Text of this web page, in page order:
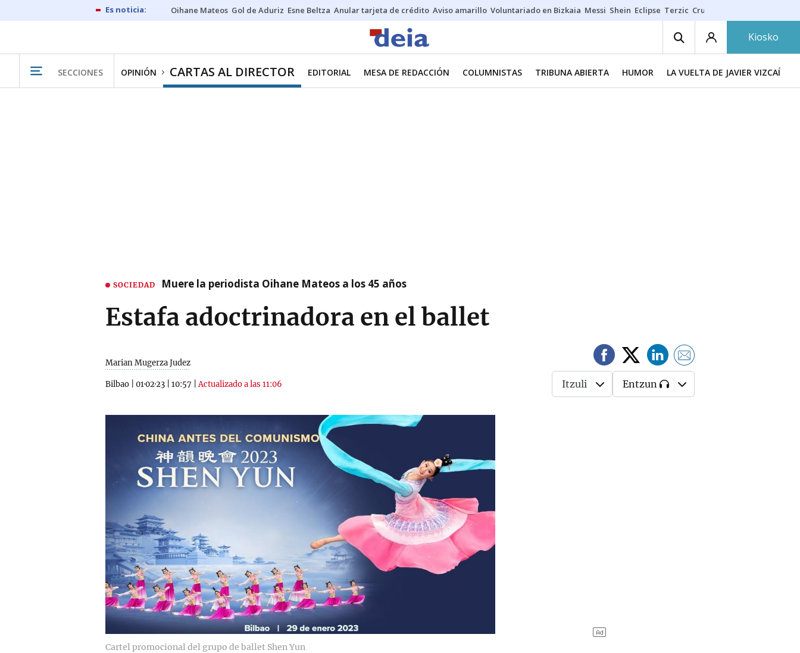
Oihane Mateos Gol de Aduriz Esne Beltza Anular tarjeta de crédito Aviso amarillo Voluntariado en Bizkaia Messi Shein Eclipse Terzic Cruz Gorbeia
Kiosko
SECCIONES OPINIÓN CARTAS AL DIRECTOR EDITORIAL MESA DE REDACCIÓN COLUMNISTAS TRIBUNA ABIERTA HUMOR LA VUELTA DE JAVIER VIZCAÍNO
SOCIEDAD Muere la periodista Oihane Mateos a los 45 años
Estafa adoctrinadora en el ballet
Marian Mugerza Judez
Bilbao 01·02·23 10:57 |Actualizado a las 11:06 Itzuli Entzun
Cartel promocional del grupo de ballet Shen Yun